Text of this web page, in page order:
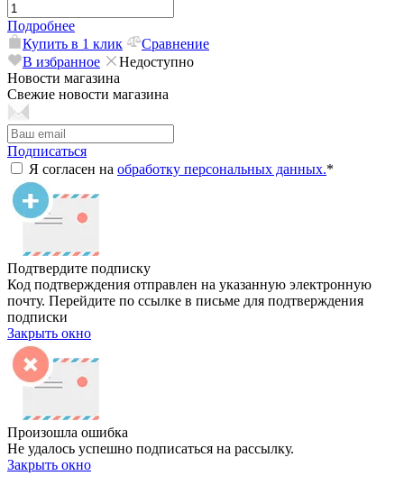
Подробнее
Купить в 1 клик
Сравнение
В избранное
Недоступно
Новости магазина
Свежие новости магазина
Подписаться
Я согласен на обработку персональных данных.*
Подтвердите подписку
Код подтверждения отправлен на указанную электронную
почту. Перейдите по ссылке в письме для подтверждения
подписки
Закрыть окно
Произошла ошибка
Не удалось успешно подписаться на рассылку.
Закрыть окно